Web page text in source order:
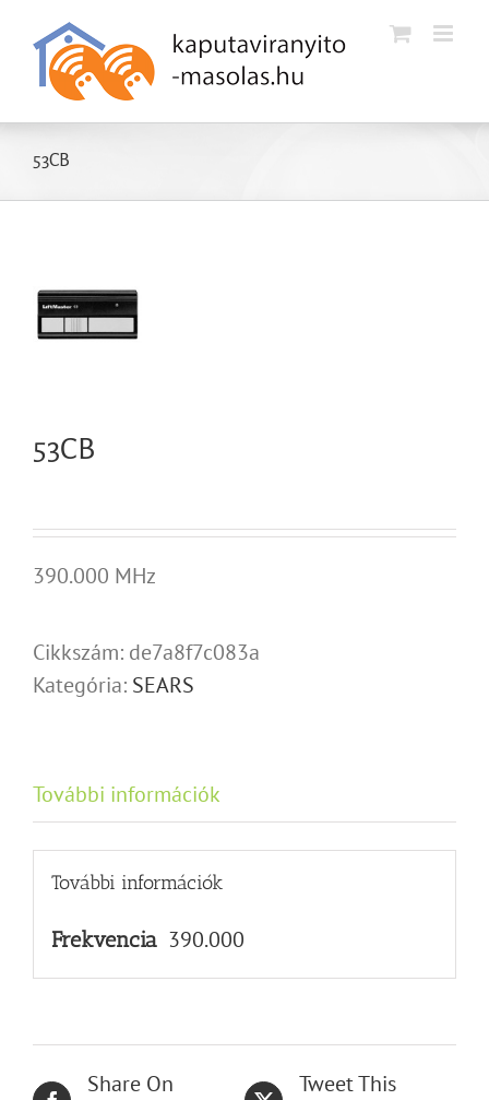
Kihagyás
53CB
53CB
390.000 MHz
Cikkszám: de7a8f7c083a
Kategória: SEARS
További információk
További információk
Frekvencia 390.000
Share On
Tweet This